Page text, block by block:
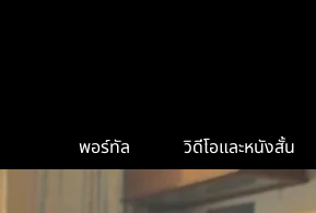
พอร์ทัล วิดีโอและหนังสั้น